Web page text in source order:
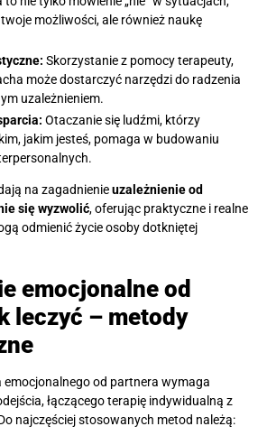
możliwości, ale również naukę
Skorzystanie z pomocy terapeuty,
może dostarczyć narzędzi do radzenia
uzależnieniem.
Otaczanie się ludźmi, którzy
jakim jesteś, pomaga w budowaniu
na zagadnienieuzależnienie od
się wyzwolić, oferując praktyczne i realne
odmienić życie osoby dotkniętej
emocjonalne od
leczyć – metody
emocjonalnego od partnera wymaga
łączącego terapię indywidualną z
najczęściej stosowanych metod należą: